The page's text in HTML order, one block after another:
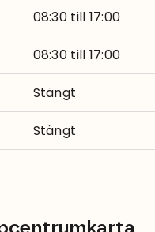
08:30 till 17:00
08:30 till 17:00
Stängt
Stängt